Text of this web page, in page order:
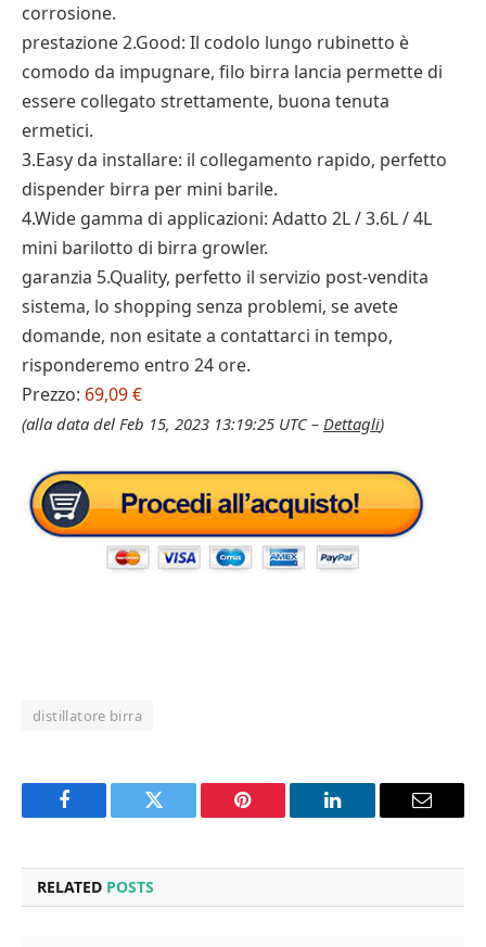
corrosione.
prestazione 2.Good: Il codolo lungo rubinetto è
comodo da impugnare, filo birra lancia permette di
essere collegato strettamente, buona tenuta
ermetici.
3.Easy da installare: il collegamento rapido, perfetto
dispender birra per mini barile.
4.Wide gamma di applicazioni: Adatto 2L / 3.6L / 4L
mini barilotto di birra growler.
garanzia 5.Quality, perfetto il servizio post-vendita
sistema, lo shopping senza problemi, se avete
domande, non esitate a contattarci in tempo,
risponderemo entro 24 ore.
Prezzo: 69,09 €
(alla data del Feb 15, 2023 13:19:25 UTC – Dettagli)
distillatore birra
Facebook Twitter Pinterest LinkedIn Email
RELATED POSTS